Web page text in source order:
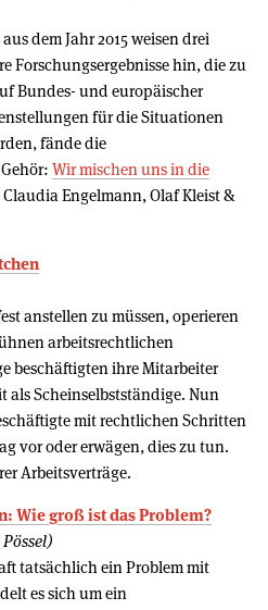
dem Jahr 2015 weisen drei
Forschungsergebnisse hin, die zu
Bundes- und europäischer
für die Situationen
fände die
Wir mischen uns in die
Engelmann, Olaf Kleist &
anstellen zu müssen, operieren
arbeitsrechtlichen
beschäftigten ihre Mitarbeiter
als Scheinselbstständige. Nun
mit rechtlichen Schritten
vor oder erwägen, dies zu tun.
Arbeitsverträge.
Wie groß ist das Problem?
tatsächlich ein Problem mit
es sich um ein